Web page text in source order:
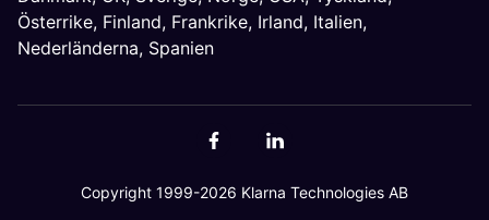
Österrike, Finland, Frankrike, Irland, Italien,
Nederländerna, Spanien
Copyright 1999-2026 Klarna Technologies AB